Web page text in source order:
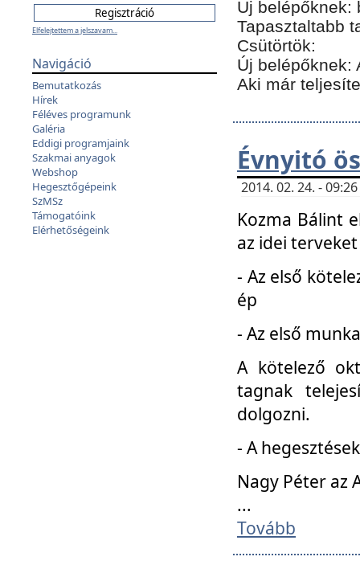
Elfelejtettem a jelszavam...
Navigáció
Bemutatkozás
Hírek
Féléves programunk
Galéria
Eddigi programjaink
Szakmai anyagok
Webshop
Hegesztőgépeink
SzMSz
Támogatóink
Elérhetőségeink
Új belépőknek:
Tapasztaltabb
Csütörtök:
Új belépőknek:
Aki már
Évnyitó
2014. 02. 24. -
Kozma Bálint
az idei
- Az első
ép
- Az első
A kötelező
tagnak
dolgozni.
- A
Nagy Péter az
...
Tovább